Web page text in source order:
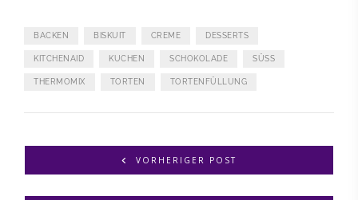
BACKEN BISKUIT CREME DESSERTS
KITCHENAID KUCHEN SCHOKOLADE SÜSS
THERMOMIX TORTEN TORTENFÜLLUNG
VORHERIGER POST